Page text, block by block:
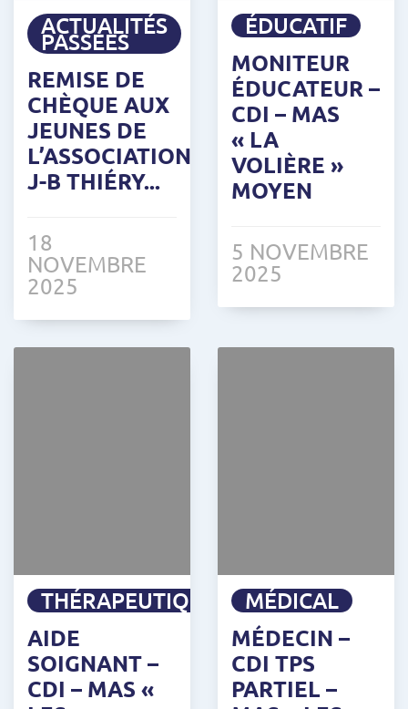
ACTUALITÉS
PASSÉES
REMISE DE
CHÈQUE AUX
JEUNES DE
L’ASSOCIATION
J-B THIÉRY...
18
NOVEMBRE
2025
ÉDUCATIF
MONITEUR
ÉDUCATEUR –
CDI – MAS
« LA
VOLIÈRE »
MOYEN
5 NOVEMBRE
2025
THÉRAPEUTIQUE
AIDE
SOIGNANT –
CDI – MAS «
MÉDICAL
MÉDECIN –
CDI TPS
PARTIEL –